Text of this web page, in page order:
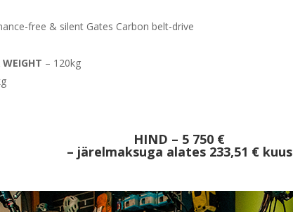
free & silent Gates Carbon belt-drive
– 120kg
HIND – 5 750 €
– järelmaksuga alates 233,51 € kuus